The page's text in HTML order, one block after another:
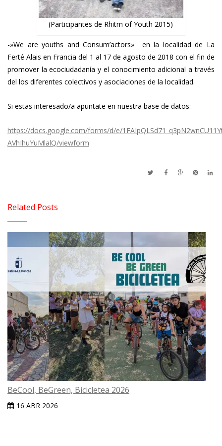
(Participantes de Rhitm of Youth 2015)
-»We are youths and Consum’actors» en la localidad de La
Ferté Alais en Francia del 1 al 17 de agosto de 2018 con el fin de
promover la ecociudadanía y el conocimiento adicional a través
del los diferentes colectivos y asociaciones de la localidad.
Si estas interesado/a apuntate en nuestra base de datos:
https://docs.google.com/forms/d/e/
AVhIhuYuMlalQ/viewform
Related Posts
BeCool, BeGreen, Bicicletea 2026
16 ABR 2026